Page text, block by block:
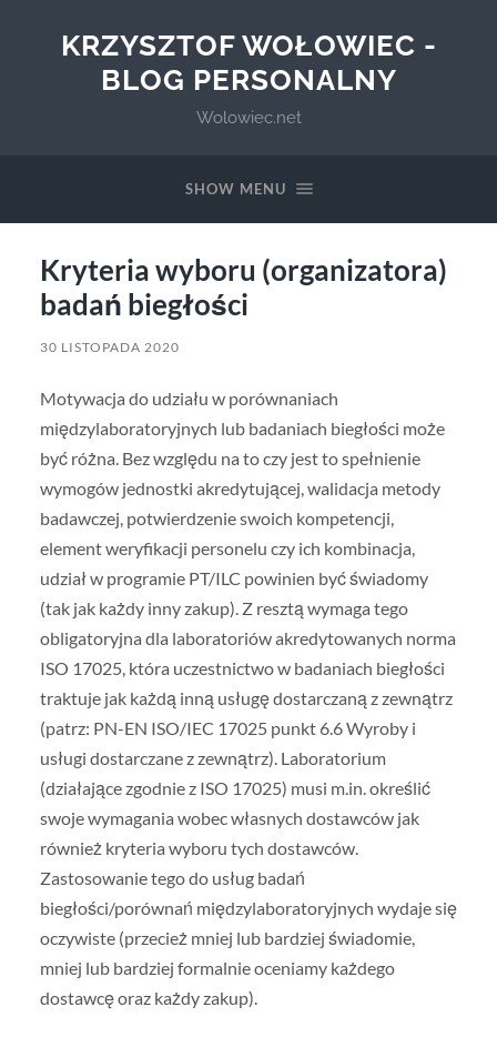
KRZYSZTOF WOŁOWIEC -
BLOG PERSONALNY
Wolowiec.net
SHOW MENU
Kryteria wyboru (organizatora)
badań biegłości
30 LISTOPADA 2020
Motywacja do udziału w porównaniach
międzylaboratoryjnych lub badaniach biegłości może
być różna. Bez względu na to czy jest to spełnienie
wymogów jednostki akredytującej, walidacja metody
badawczej, potwierdzenie swoich kompetencji,
element weryfikacji personelu czy ich kombinacja,
udział w programie PT/ILC powinien być świadomy
(tak jak każdy inny zakup). Z resztą wymaga tego
obligatoryjna dla laboratoriów akredytowanych norma
ISO 17025, która uczestnictwo w badaniach biegłości
traktuje jak każdą inną usługę dostarczaną z zewnątrz
(patrz: PN-EN ISO/IEC 17025 punkt 6.6 Wyroby i
usługi dostarczane z zewnątrz). Laboratorium
(działające zgodnie z ISO 17025) musi m.in. określić
swoje wymagania wobec własnych dostawców jak
również kryteria wyboru tych dostawców.
Zastosowanie tego do usług badań
biegłości/porównań międzylaboratoryjnych wydaje się
oczywiste (przecież mniej lub bardziej świadomie,
mniej lub bardziej formalnie oceniamy każdego
dostawcę oraz każdy zakup).